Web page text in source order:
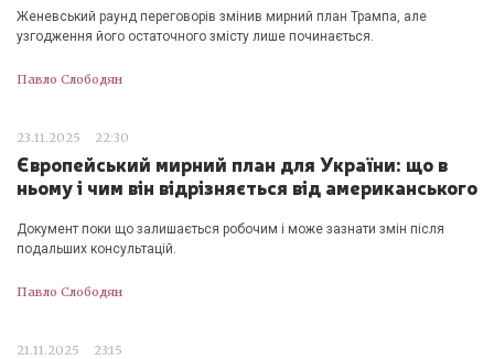
Женевський раунд переговорів змінив мирний план Трампа, але
узгодження його остаточного змісту лише починається.
Павло Слободян
23.11.2025 22:30
Європейський мирний план для України: що в
ньому і чим він відрізняється від американського
Документ поки що залишається робочим і може зазнати змін після
подальших консультацій.
Павло Слободян
21.11.2025 23:15